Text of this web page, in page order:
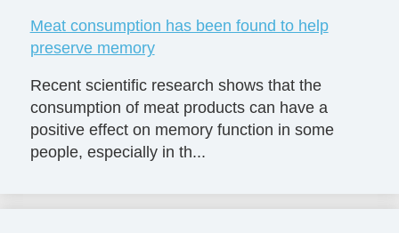
Meat consumption has been found to help
preserve memory
Recent scientific research shows that the
consumption of meat products can have a
positive effect on memory function in some
people, especially in th...